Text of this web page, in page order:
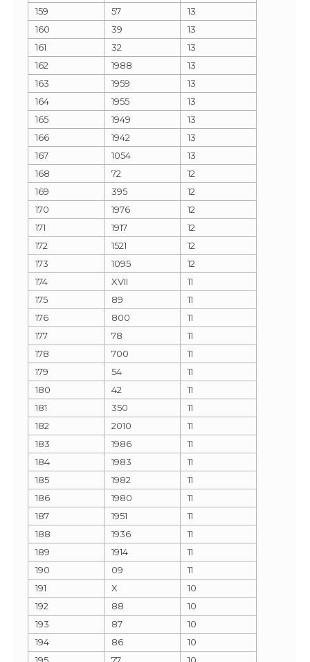
159
57
13
160
39
13
161
32
13
162
1988
13
163
1959
13
164
1955
13
165
1949
13
166
1942
13
167
1054
13
168
72
12
169
395
12
170
1976
12
171
1917
12
172
1521
12
173
1095
12
174
XVII
11
175
89
11
176
800
11
177
78
11
178
700
11
179
54
11
180
42
11
181
350
11
182
2010
11
183
1986
11
184
1983
11
185
1982
11
186
1980
11
187
1951
11
188
1936
11
189
1914
11
190
09
11
191
X
10
192
88
10
193
87
10
194
86
10
195
77 10